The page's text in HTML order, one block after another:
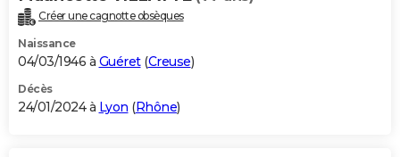
Créer une cagnotte obsèques
Naissance
04/03/1946 à Guéret(Creuse)
Décès
24/01/2024 à Lyon (Rhône)